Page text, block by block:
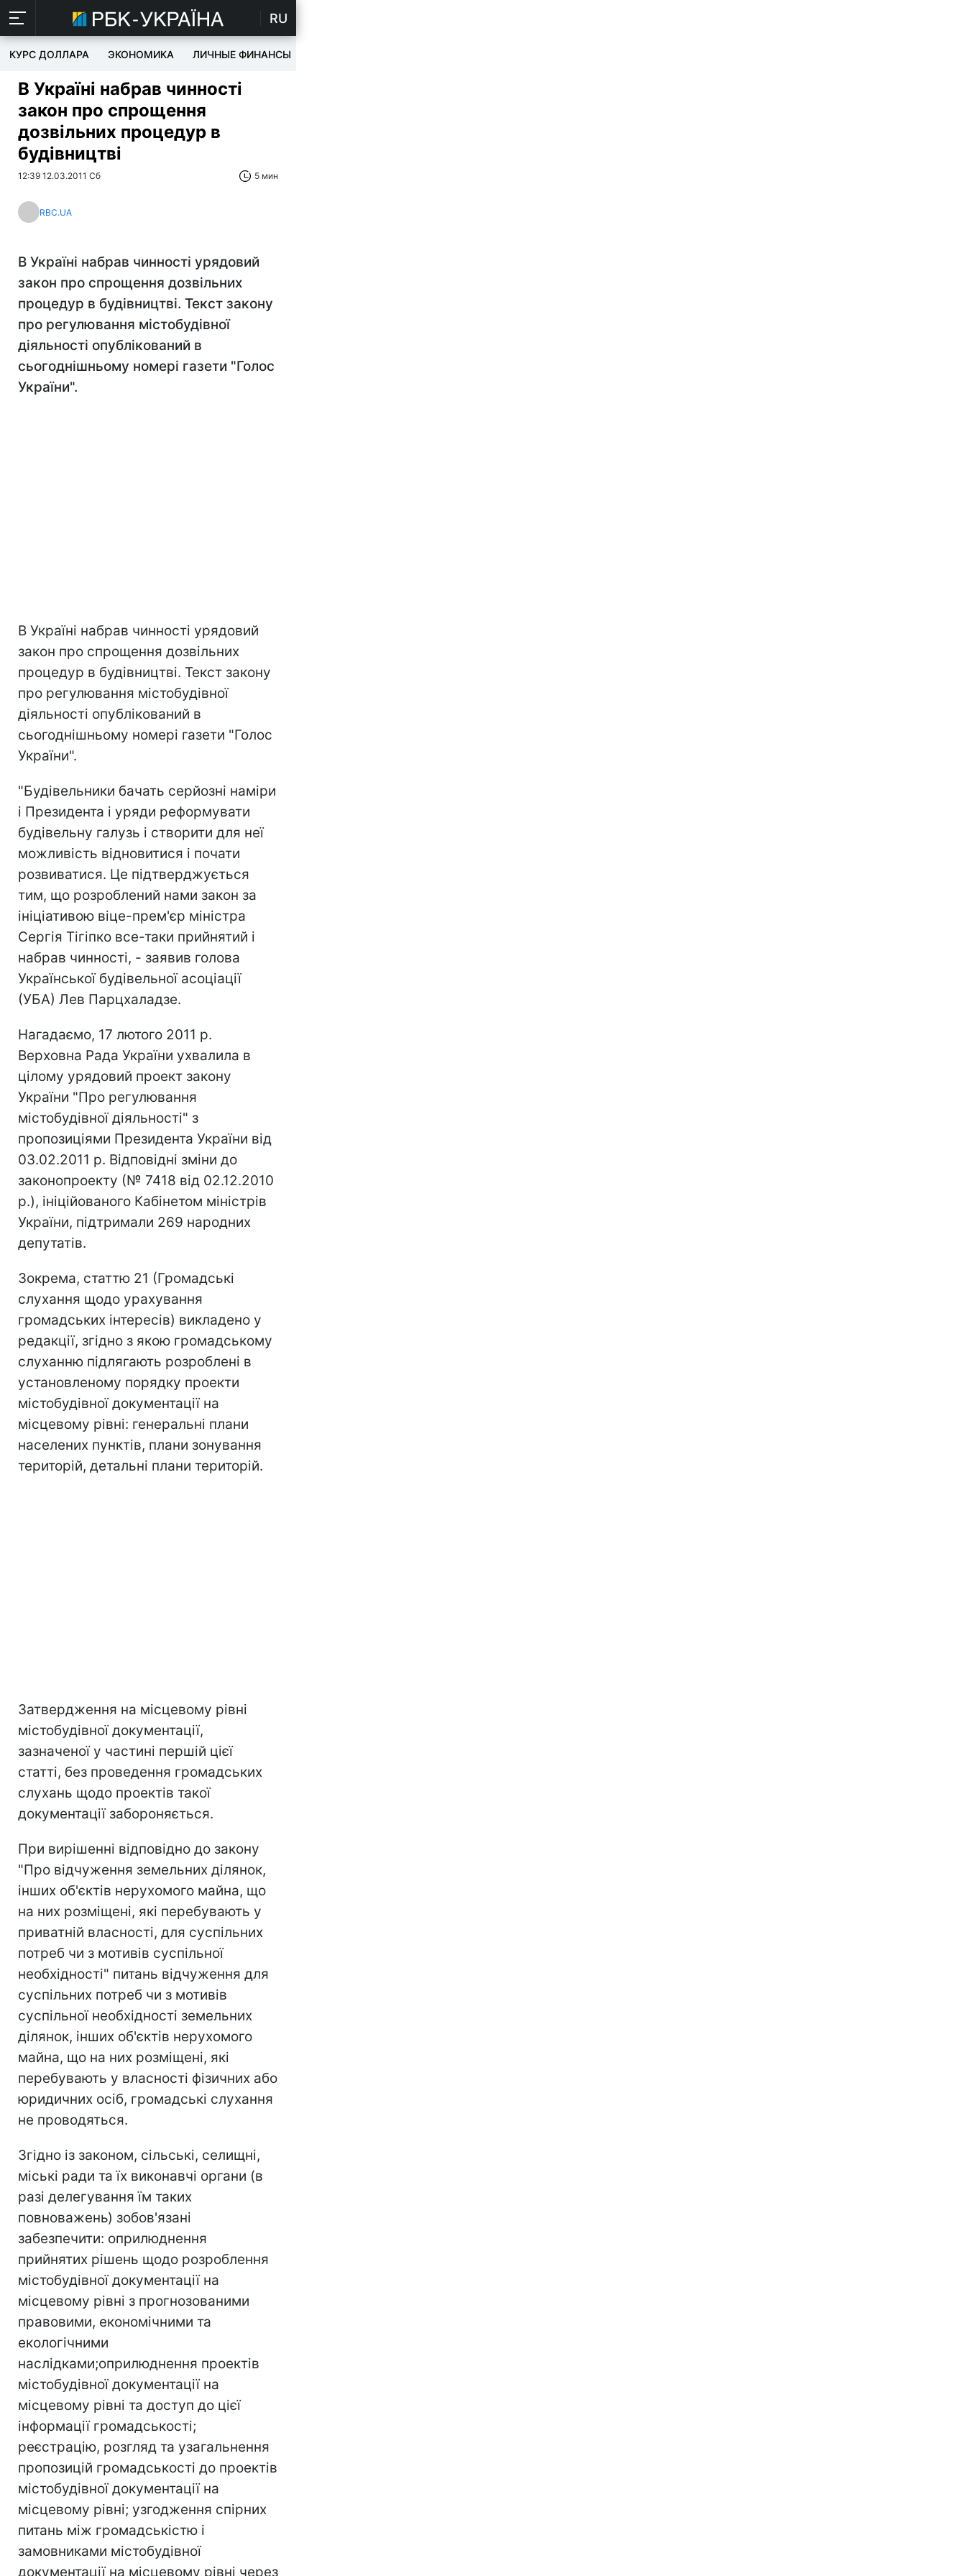
RU
КУРС ДОЛЛАРА ЭКОНОМИКА ЛИЧНЫЕ ФИНАНСЫ
В Україні набрав чинності
закон про спрощення
дозвільних процедур в
будівництві
12:39 12.03.2011 Сб 5 мин
RBC.UA
В Україні набрав чинності урядовий
закон про спрощення дозвільних
процедур в будівництві. Текст закону
про регулювання містобудівної
діяльності опублікований в
сьогоднішньому номері газети "Голос
України".
В Україні набрав чинності урядовий
закон про спрощення дозвільних
процедур в будівництві. Текст закону
про регулювання містобудівної
діяльності опублікований в
сьогоднішньому номері газети "Голос
України".
"Будівельники бачать серйозні наміри
і Президента і уряди реформувати
будівельну галузь і створити для неї
можливість відновитися і почати
розвиватися. Це підтверджується
тим, що розроблений нами закон за
ініціативою віце-прем'єр міністра
Сергія Тігіпко все-таки прийнятий і
набрав чинності, - заявив голова
Української будівельної асоціації
(УБА) Лев Парцхаладзе.
Нагадаємо, 17 лютого 2011 р.
Верховна Рада України ухвалила в
цілому урядовий проект закону
України "Про регулювання
містобудівної діяльності" з
пропозиціями Президента України від
03.02.2011 р. Відповідні зміни до
законопроекту (№ 7418 від 02.12.2010
р.), ініційованого Кабінетом міністрів
України, підтримали 269 народних
депутатів.
Зокрема, статтю 21 (Громадські
слухання щодо урахування
громадських інтересів) викладено у
редакції, згідно з якою громадському
слуханню підлягають розроблені в
установленому порядку проекти
містобудівної документації на
місцевому рівні: генеральні плани
населених пунктів, плани зонування
територій, детальні плани територій.
Затвердження на місцевому рівні
містобудівної документації,
зазначеної у частині першій цієї
статті, без проведення громадських
слухань щодо проектів такої
документації забороняється.
При вирішенні відповідно до закону
"Про відчуження земельних ділянок,
інших об'єктів нерухомого майна, що
на них розміщені, які перебувають у
приватній власності, для суспільних
потреб чи з мотивів суспільної
необхідності" питань відчуження для
суспільних потреб чи з мотивів
суспільної необхідності земельних
ділянок, інших об'єктів нерухомого
майна, що на них розміщені, які
перебувають у власності фізичних або
юридичних осіб, громадські слухання
не проводяться.
Згідно із законом, сільські, селищні,
міські ради та їх виконавчі органи (в
разі делегування їм таких
повноважень) зобов'язані
забезпечити: оприлюднення
прийнятих рішень щодо розроблення
містобудівної документації на
місцевому рівні з прогнозованими
правовими, економічними та
екологічними
наслідками;оприлюднення проектів
містобудівної документації на
місцевому рівні та доступ до цієї
інформації громадськості;
реєстрацію, розгляд та узагальнення
пропозицій громадськості до проектів
містобудівної документації на
місцевому рівні; узгодження спірних
питань між громадськістю і
замовниками містобудівної
документації на місцевому рівні через